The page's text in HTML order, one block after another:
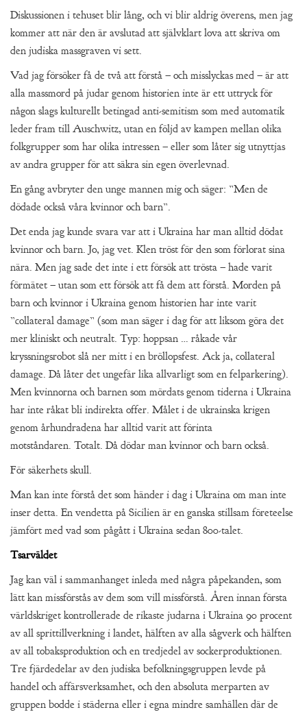
Diskussionen i tehuset blir lång, och vi blir aldrig överens, men jag
kommer att när den är avslutad att självklart lova att skriva om
den judiska massgraven vi sett.
Vad jag försöker få de två att förstå – och misslyckas med – är att
alla massmord på judar genom historien inte är ett uttryck för
någon slags kulturellt betingad anti-semitism som med automatik
leder fram till Auschwitz, utan en följd av kampen mellan olika
folkgrupper som har olika intressen – eller som låter sig utnyttjas
av andra grupper för att säkra sin egen överlevnad.
En gång avbryter den unge mannen mig och säger: ”Men de
dödade också våra kvinnor och barn”.
Det enda jag kunde svara var att i Ukraina har man alltid dödat
kvinnor och barn. Jo, jag vet. Klen tröst för den som förlorat sina
nära. Men jag sade det inte i ett försök att trösta – hade varit
förmätet – utan som ett försök att få dem att förstå. Morden på
barn och kvinnor i Ukraina genom historien har inte varit
”collateral damage” (som man säger i dag för att liksom göra det
mer kliniskt och neutralt. Typ: hoppsan … råkade vår
kryssningsrobot slå ner mitt i en bröllopsfest. Ack ja, collateral
damage. Då låter det ungefär lika allvarligt som en felparkering).
Men kvinnorna och barnen som mördats genom tiderna i Ukraina
har inte råkat bli indirekta offer. Målet i de ukrainska krigen
genom århundradena har alltid varit att förinta
motståndaren. Totalt. Då dödar man kvinnor och barn också.
För säkerhets skull.
Man kan inte förstå det som händer i dag i Ukraina om man inte
inser detta. En vendetta på Sicilien är en ganska stillsam företeelse
jämfört med vad som pågått i Ukraina sedan 800-talet.
Tsarväldet
Jag kan väl i sammanhanget inleda med några påpekanden, som
lätt kan missförstås av dem som vill missförstå. Åren innan första
världskriget kontrollerade de rikaste judarna i Ukraina 90 procent
av all sprittillverkning i landet, hälften av alla sågverk och hälften
av all tobaksproduktion och en tredjedel av sockerproduktionen.
Tre fjärdedelar av den judiska befolkningsgruppen levde på
handel och affärsverksamhet, och den absoluta merparten av
gruppen bodde i städerna eller i egna mindre samhällen där de